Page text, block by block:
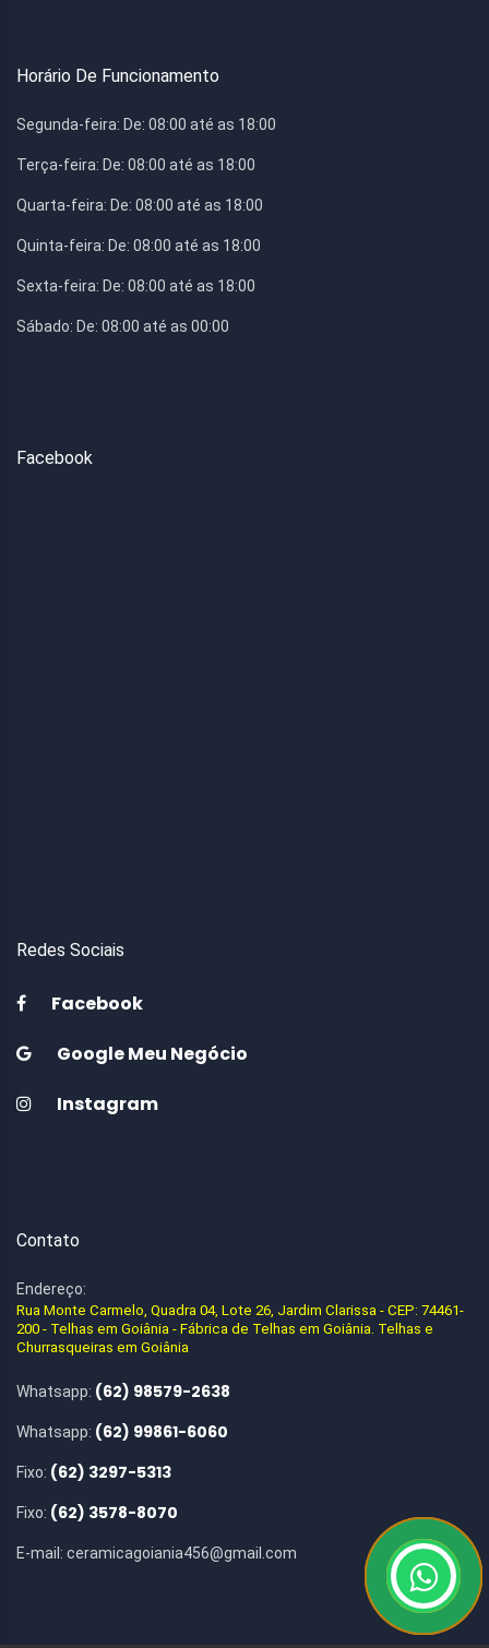
Horário De Funcionamento
Segunda-feira: De: 08:00 até as 18:00
Terça-feira: De: 08:00 até as 18:00
Quarta-feira: De: 08:00 até as 18:00
Quinta-feira: De: 08:00 até as 18:00
Sexta-feira: De: 08:00 até as 18:00
Sábado: De: 08:00 até as 00:00
Facebook
Redes Sociais
Facebook
Google Meu Negócio
Instagram
Contato
Endereço:
Rua Monte Carmelo, Quadra 04, Lote 26, Jardim Clarissa - CEP: 74461-
200 - Telhas em Goiânia - Fábrica de Telhas em Goiânia. Telhas e
Churrasqueiras em Goiânia
Whatsapp: (62) 98579-2638
Whatsapp: (62) 99861-6060
Fixo: (62) 3297-5313
Fixo: (62) 3578-8070
E-mail: ceramicagoiania456@gmail.com